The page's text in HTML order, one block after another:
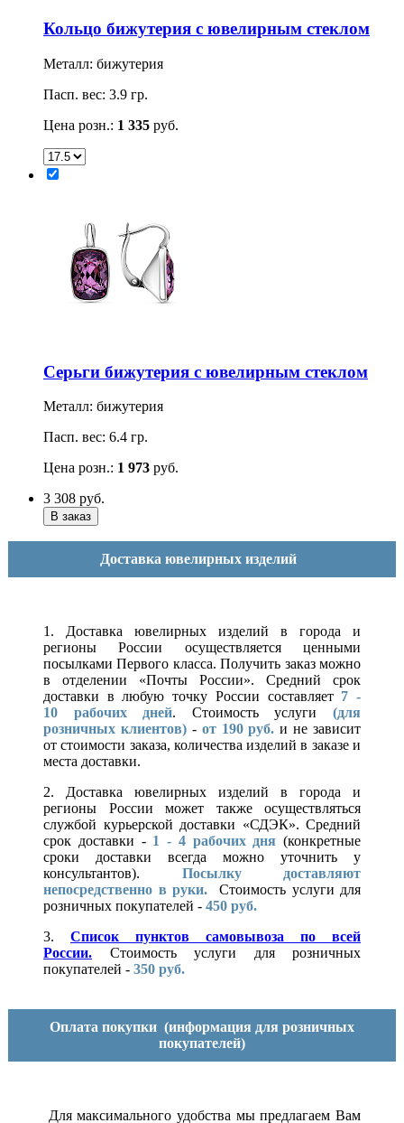
Кольцо бижутерия с ювелирным стеклом
Металл: бижутерия
Пасп. вес: 3.9 гр.
Цена розн.: 1 335 руб.
Серьги бижутерия с ювелирным стеклом
Металл: бижутерия
Пасп. вес: 6.4 гр.
Цена розн.: 1 973 руб.
3 308 руб.
Доставка ювелирных изделий
1. Доставка ювелирных изделий в города и
регионы России осуществляется ценными
посылками Первого класса. Получить заказ можно
в отделении «Почты России». Средний срок
доставки в любую точку России составляет 7 -
10 рабочих дней. Стоимость услуги(для
розничных клиентов)- от 190 руб. и не зависит
от стоимости заказа, количества изделий в заказе и
места доставки.
2. Доставка ювелирных изделий в города и
регионы России может также осуществляться
службой курьерской доставки «СДЭК». Средний
срок доставки - 1 - 4 рабочих дня (конкретные
сроки доставки всегда можно уточнить у
консультантов). Посылку доставляют
непосредственно в руки.
Стоимость услуги для
розничных покупателей - 450 руб.
3. Список пунктов самовывоза по всей
России.
Стоимость услуги для розничных
покупателей - 350 руб.
Оплата покупки (информация для розничных
покупателей)
Для максимального удобства мы предлагаем Вам